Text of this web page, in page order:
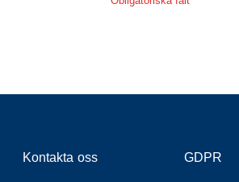
Kontakta oss GDPR